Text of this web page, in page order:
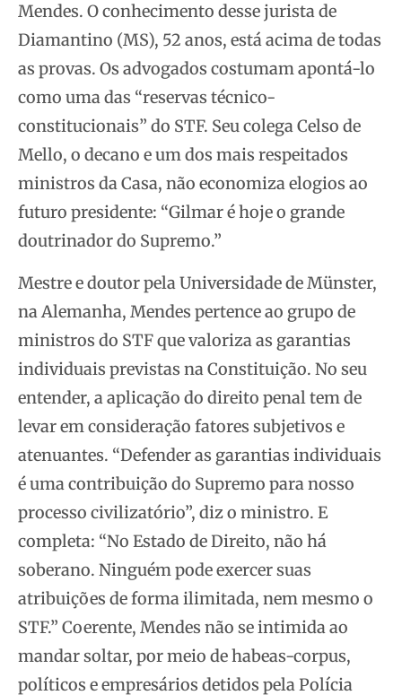
Mendes. O conhecimento desse jurista de
Diamantino (MS), 52 anos, está acima de todas
as provas. Os advogados costumam apontá-lo
como uma das “reservas técnico-
constitucionais” do STF. Seu colega Celso de
Mello, o decano e um dos mais respeitados
ministros da Casa, não economiza elogios ao
futuro presidente: “Gilmar é hoje o grande
doutrinador do Supremo.”
Mestre e doutor pela Universidade de Münster,
na Alemanha, Mendes pertence ao grupo de
ministros do STF que valoriza as garantias
individuais previstas na Constituição. No seu
entender, a aplicação do direito penal tem de
levar em consideração fatores subjetivos e
atenuantes. “Defender as garantias individuais
é uma contribuição do Supremo para nosso
processo civilizatório”, diz o ministro. E
completa: “No Estado de Direito, não há
soberano. Ninguém pode exercer suas
atribuições de forma ilimitada, nem mesmo o
STF.” Coerente, Mendes não se intimida ao
mandar soltar, por meio de habeas-corpus,
políticos e empresários detidos pela Polícia